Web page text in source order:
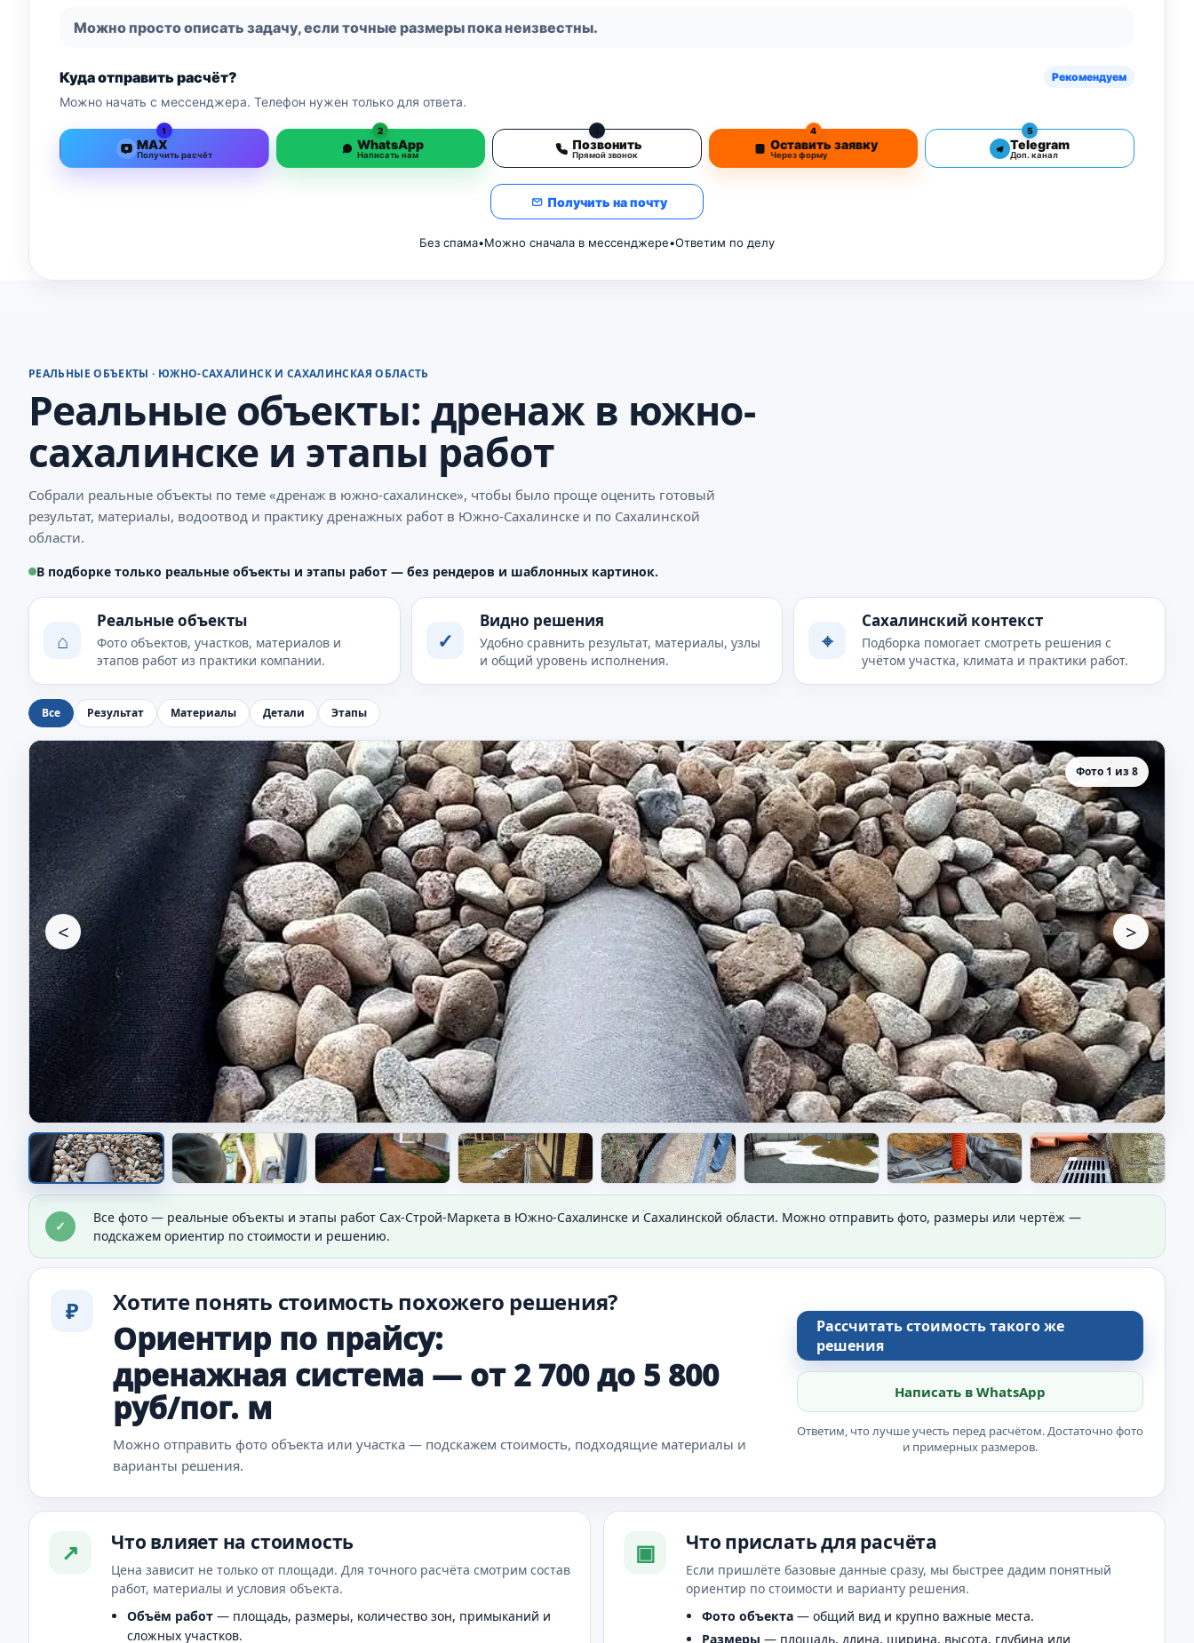
Можно просто описать задачу, если точные размеры пока неизвестны.
Куда отправить расчёт? Рекомендуем
Можно начать с мессенджера. Телефон нужен только для ответа.
1
MAX
Получить расчёт
2
WhatsApp
Написать нам
3
Позвонить
Прямой звонок
4
Оставить заявку
Через форму
5
Telegram
Доп. канал
Получить на почту
Без спама•Можно сначала в мессенджере•Ответим по делу
РЕАЛЬНЫЕ ОБЪЕКТЫ · ЮЖНО-САХАЛИНСК И САХАЛИНСКАЯ ОБЛАСТЬ
Реальные объекты: дренаж в южно-
сахалинске и этапы работ
Собрали реальные объекты по теме «дренаж в южно-сахалинске», чтобы было проще оценить готовый
результат, материалы, водоотвод и практику дренажных работ в Южно-Сахалинске и по Сахалинской
области.
В подборке только реальные объекты и этапы работ — без рендеров и шаблонных картинок.
⌂
Реальные объекты
Фото объектов, участков, материалов и
этапов работ из практики компании.
✓
Видно решения
Удобно сравнить результат, материалы, узлы
и общий уровень исполнения.
⌖
Сахалинский контекст
Подборка помогает смотреть решения с
учётом участка, климата и практики работ.
Все Результат Материалы Детали Этапы
Фото 1 из 8
<
Дренажная линия на участке
Видно направление отвода воды.
>
✓
Все фото — реальные объекты и этапы работ Сах-Строй-Маркета в Южно-Сахалинске и Сахалинской области. Можно отправить фото, размеры или чертёж —
подскажем ориентир по стоимости и решению.
₽ Хотите понять стоимость похожего решения?
Ориентир по прайсу:
дренажная система — от 2 700 до 5 800
руб/пог. м
Можно отправить фото объекта или участка — подскажем стоимость, подходящие материалы и
варианты решения.
Рассчитать стоимость такого же
решения
Написать в WhatsApp
Ответим, что лучше учесть перед расчётом. Достаточно фото
и примерных размеров.
↗ Что влияет на стоимость
Цена зависит не только от площади. Для точного расчёта смотрим состав
работ, материалы и условия объекта.
Объём работ — площадь, размеры, количество зон, примыканий и
сложных участков.
▣ Что прислать для расчёта
Если пришлёте базовые данные сразу, мы быстрее дадим понятный
ориентир по стоимости и варианту решения.
Фото объекта — общий вид и крупно важные места.
Размеры — площадь, длина, ширина, высота, глубина или